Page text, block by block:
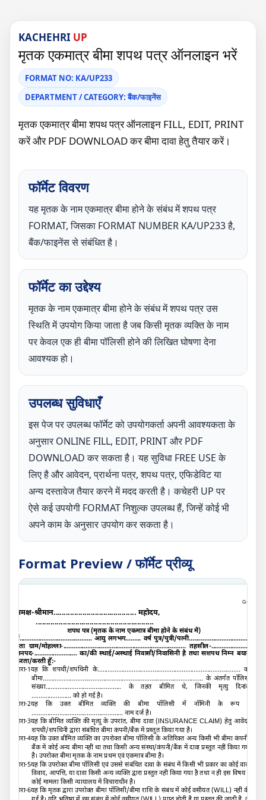
KACHEHRI UP
मृतक एकमात्र बीमा शपथ पत्र ऑनलाइन भरें
FORMAT NO: KA/UP233
DEPARTMENT / CATEGORY: बैंक/फाइनेंस
मृतक एकमात्र बीमा शपथ पत्र ऑनलाइन FILL, EDIT, PRINT
करें और PDF DOWNLOAD कर बीमा दावा हेतु तैयार करें।
फॉर्मेट विवरण
यह मृतक के नाम एकमात्र बीमा होने के संबंध में शपथ पत्र
FORMAT, जिसका FORMAT NUMBER KA/UP233 है,
बैंक/फाइनेंस से संबंधित है।
फॉर्मेट का उद्देश्य
मृतक के नाम एकमात्र बीमा होने के संबंध में शपथ पत्र उस
स्थिति में उपयोग किया जाता है जब किसी मृतक व्यक्ति के नाम
पर केवल एक ही बीमा पॉलिसी होने की लिखित घोषणा देना
आवश्यक हो।
उपलब्ध सुविधाएँ
इस पेज पर उपलब्ध फॉर्मेट को उपयोगकर्ता अपनी आवश्यकता के
अनुसार ONLINE FILL, EDIT, PRINT और PDF
DOWNLOAD कर सकता है। यह सुविधा FREE USE के
लिए है और आवेदन, प्रार्थना पत्र, शपथ पत्र, एफिडेविट या
अन्य दस्तावेज तैयार करने में मदद करती है। कचेहरी UP पर
ऐसे कई उपयोगी FORMAT निशुल्क उपलब्ध हैं, जिन्हें कोई भी
अपने काम के अनुसार उपयोग कर सकता है।
Format Preview / फॉर्मेट प्रीव्यू
G-
समक्ष-श्रीमान........................................ महोदय,
.........................................................
शपथ पत्र (मृतक के नाम एकमात्र बीमा होने के संबंध में)
मैं.......................................... आयु लगभग......... वर्ष पुत्र/पुत्री/पत्नी....................................
पता ग्राम/मोहल्ला-....................................................................... तहसील-.......................
जनपद-......................... का/की स्थाई/अस्थाई निवासी/निवासिनी है तथा सशपथ निम्न बयान
करता/करती हूँ:-
धारा-1यह कि शपथी/शपथिनी के................................................................................... का
बीमा............................................................................................. के अंतर्गत पॉलिसी
संख्या............................................ के तहत बीमित थे, जिनकी मृत्यु दिनांक
....................... को हो गई है।
धारा-2यह कि उक्त बीमित व्यक्ति की बीमा पॉलिसी में नॉमिनी के रूप में
..................................................... नाम दर्ज है।
धारा-3यह कि बीमित व्यक्ति की मृत्यु के उपरांत, बीमा दावा (INSURANCE CLAIM)हेतु आवेदन
शपथी/शपथिनी द्वारा संबंधित बीमा कंपनी/बैंक में प्रस्तुत किया गया है।
धारा-4यह कि उक्त बीमित व्यक्ति का उपरोक्त बीमा पॉलिसी के अतिरिक्त अन्य किसी भी बीमा कंपनी/
बैंक में कोई अन्य बीमा नहीं था तथा किसी अन्य संस्था/कंपनी/बैंक में दावा प्रस्तुत नहीं किया गया
है। उपरोक्त बीमा मृतक के नाम प्रथम एवं एकमात्र बीमा है।
धारा-5यह कि उपरोक्त बीमा पॉलिसी एवं उससे संबंधित दावा के संबंध में किसी भी प्रकार का कोई वाद-
विवाद, आपत्ति,या दावा किसी अन्य व्यक्ति द्वारा प्रस्तुत नहीं किया गया है तथा न ही इस विषय में
कोई मामला किसी न्यायालय में विचाराधीन है।
धारा-6यह कि मृतक द्वारा उपरोक्त बीमा पॉलिसी/बीमा राशि के संबंध में कोई वसीयत (WILL) नहीं की